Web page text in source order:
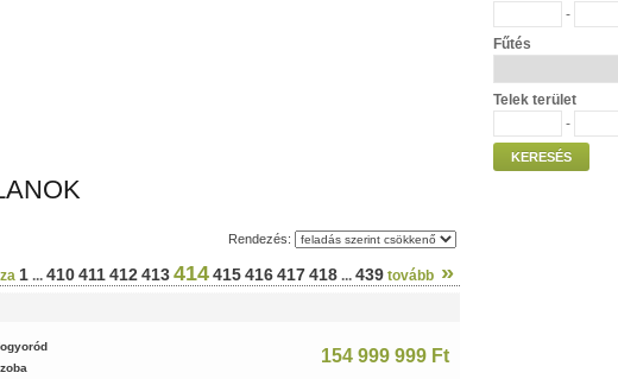
-
Fűtés
Telek terület
-
KERESÉS
Rendezés:
1 ... 410411412413414415416417418 ... 439 tovább »
154 999 999 Ft